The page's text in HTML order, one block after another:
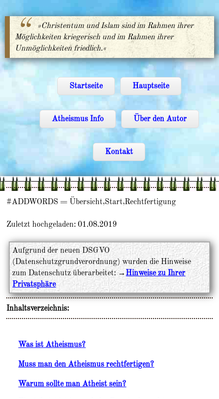
»Christentum und Islam sind im Rahmen ihrer
Möglichkeiten kriegerisch und im Rahmen ihrer
Unmöglichkeiten friedlich.«
Startseite Hauptseite
Atheismus Info Über den Autor
Kontakt
#ADDWORDS = Übersicht,Start,Rechtfertigung
Zuletzt hochgeladen: 01.08.2019
Aufgrund der neuen DSGVO
(Datenschutzgrundverordnung) wurden die Hinweise
zum Datenschutz überarbeitet: → Hinweise zu Ihrer
Privatsphäre
Inhaltsverzeichnis:
Was ist Atheismus?
Muss man den Atheismus rechtfertigen?
Warum sollte man Atheist sein?